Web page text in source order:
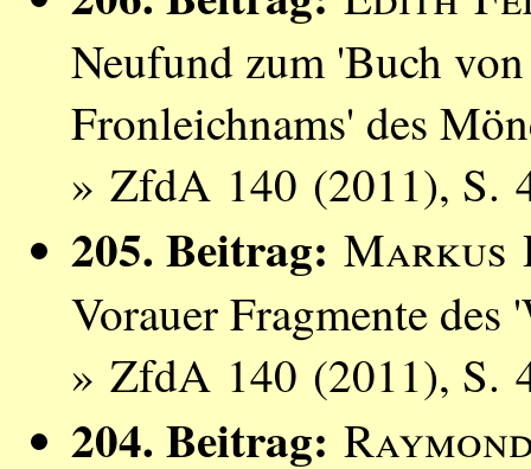
Neufund zum 'Buch von
Fronleichnams' des
» ZfdA 140 (2011), S.
205. Beitrag: Markus
Vorauer Fragmente
» ZfdA 140 (2011), S.
204. Beitrag: